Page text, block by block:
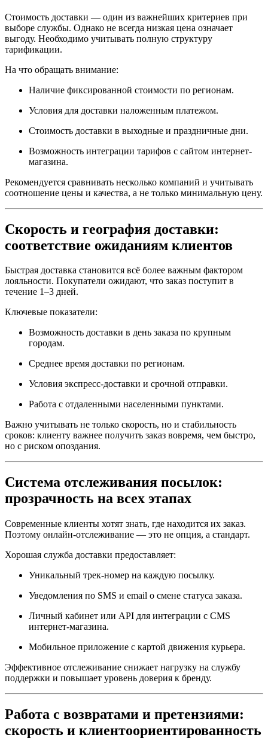
Стоимость доставки — один из важнейших критериев при
выборе службы. Однако не всегда низкая цена означает
выгоду. Необходимо учитывать полную структуру
тарификации.
На что обращать внимание:
Наличие фиксированной стоимости по регионам.
Условия для доставки наложенным платежом.
Стоимость доставки в выходные и праздничные дни.
Возможность интеграции тарифов с сайтом интернет-
магазина.
Рекомендуется сравнивать несколько компаний и учитывать
соотношение цены и качества, а не только минимальную цену.
Скорость и география доставки:
соответствие ожиданиям клиентов
Быстрая доставка становится всё более важным фактором
лояльности. Покупатели ожидают, что заказ поступит в
течение 1–3 дней.
Ключевые показатели:
Возможность доставки в день заказа по крупным
городам.
Среднее время доставки по регионам.
Условия экспресс-доставки и срочной отправки.
Работа с отдаленными населенными пунктами.
Важно учитывать не только скорость, но и стабильность
сроков: клиенту важнее получить заказ вовремя, чем быстро,
но с риском опоздания.
Система отслеживания посылок:
прозрачность на всех этапах
Современные клиенты хотят знать, где находится их заказ.
Поэтому онлайн-отслеживание — это не опция, а стандарт.
Хорошая служба доставки предоставляет:
Уникальный трек-номер на каждую посылку.
Уведомления по SMS и email о смене статуса заказа.
Личный кабинет или API для интеграции с CMS
интернет-магазина.
Мобильное приложение с картой движения курьера.
Эффективное отслеживание снижает нагрузку на службу
поддержки и повышает уровень доверия к бренду.
Работа с возвратами и претензиями:
скорость и клиентоориентированность